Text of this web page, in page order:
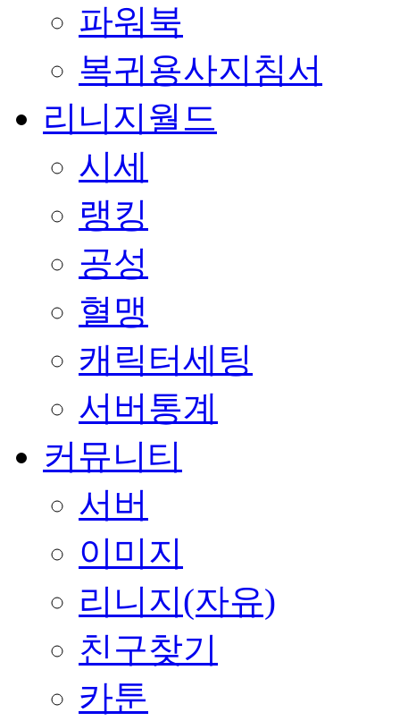
파워북
복귀용사지침서
리니지월드
시세
랭킹
공성
혈맹
캐릭터세팅
서버통계
커뮤니티
서버
이미지
리니지(자유)
친구찾기
카툰